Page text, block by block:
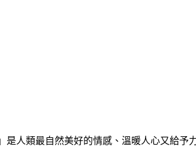
是人類最自然美好的情感、溫暖人心又給予